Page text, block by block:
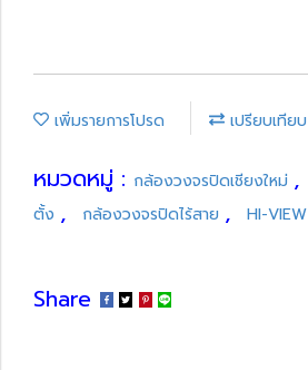
เพิ่มรายการโปรด เปรียบเทียบ
หมวดหมู่ : กล้องวงจรปิดเชียงใหม่ ,
ตั้ง , กล้องวงจรปิดไร้สาย , HI-VIEW
Share